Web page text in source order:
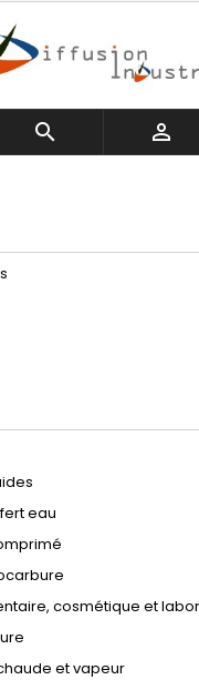
 
eau
cosmétique et
et vapeur